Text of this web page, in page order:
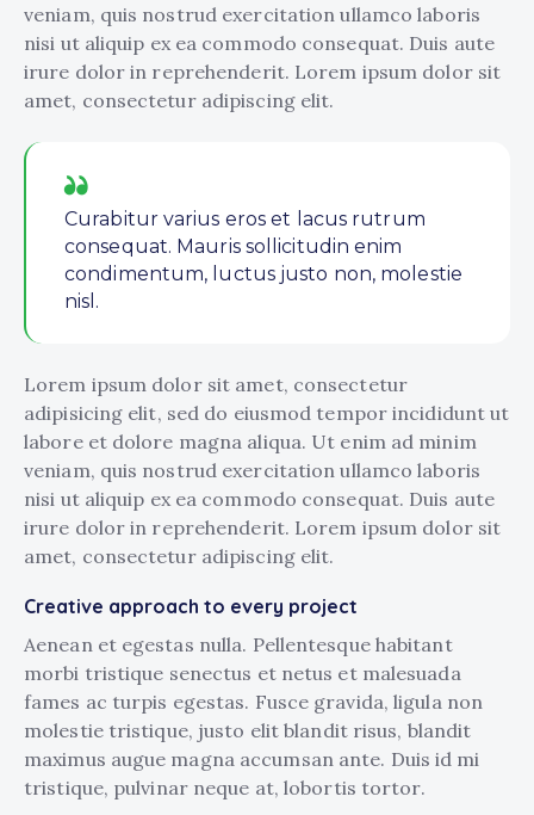
veniam, quis nostrud exercitation ullamco laboris
nisi ut aliquip ex ea commodo consequat. Duis aute
irure dolor in reprehenderit. Lorem ipsum dolor sit
amet, consectetur adipiscing elit.
Curabitur varius eros et lacus rutrum
consequat. Mauris sollicitudin enim
condimentum, luctus justo non, molestie
nisl.
Lorem ipsum dolor sit amet, consectetur
adipisicing elit, sed do eiusmod tempor incididunt ut
labore et dolore magna aliqua. Ut enim ad minim
veniam, quis nostrud exercitation ullamco laboris
nisi ut aliquip ex ea commodo consequat. Duis aute
irure dolor in reprehenderit. Lorem ipsum dolor sit
amet, consectetur adipiscing elit.
Creative approach to every project
Aenean et egestas nulla. Pellentesque habitant
morbi tristique senectus et netus et malesuada
fames ac turpis egestas. Fusce gravida, ligula non
molestie tristique, justo elit blandit risus, blandit
maximus augue magna accumsan ante. Duis id mi
tristique, pulvinar neque at, lobortis tortor.